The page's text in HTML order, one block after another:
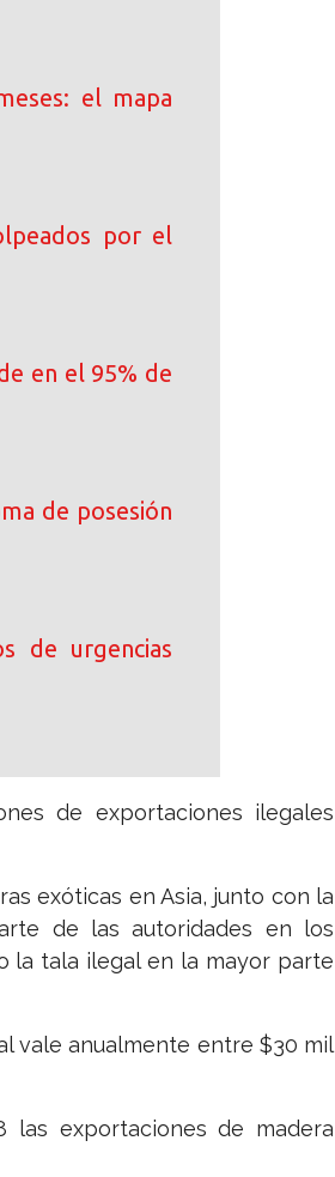
el mapa
por el
en el 95% de
de posesión
de urgencias
de exportaciones ilegales
exóticas en Asia, junto con la
de las autoridades en los
la tala ilegal en la mayor parte
vale anualmente entre $30 mil
las exportaciones de madera